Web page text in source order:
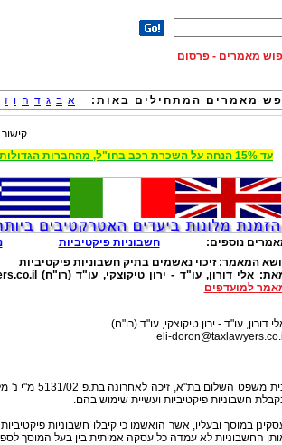
מאמרים - פרסום
מאמרים המתחילים באות: א ב ג ד ה ו ז
עד 15% הנחה על השכרת רכב בחו"ל, מהחברות הגדולות בעולם, לחצו ל Rentingcar
נוספים: חשבוניות פיקטיביות
המאמר:זיכוי נאשמים בתיק חשבוניות פיקטיביות
אלי דורון, עו"ד - ירון טיקוצקי, עו"ד (רו"ח)
למועדפים
דורון, עו"ד - ירון טיקוצקי, עו"ד (רו"ח)
eli-doron@taxlawyers.co.il
בית משפט
חשבוניות פיקטיביות ועשיית שימוש בהם.
במוסך ובעליו, אשר הואשמו כי קיבלו חשבוניות
החשבוניות לא עמדה כל עסקה אמיתית בין בעל המוסך